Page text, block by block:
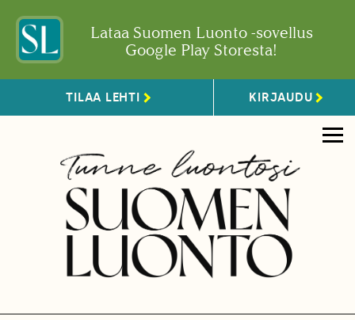
Lataa Suomen Luonto -sovellus
Google Play Storesta!
TILAA LEHTI KIRJAUDU